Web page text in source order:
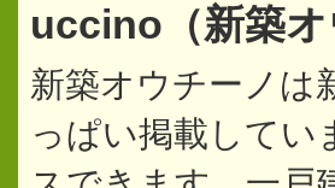
uccino（新築
新築オウチーノは
っぱい掲載してい